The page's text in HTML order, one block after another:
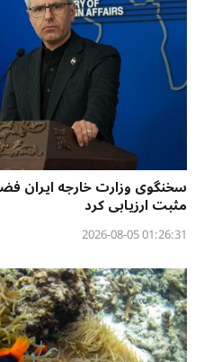
سخنگوی وزارت خارجه ایران
مثبت ارزیابی کرد
01:26:31 2026-08-05